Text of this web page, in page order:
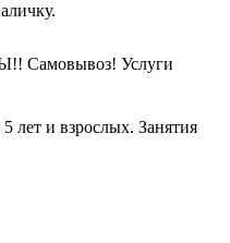
Услуги
лет и взрослых. Занятия